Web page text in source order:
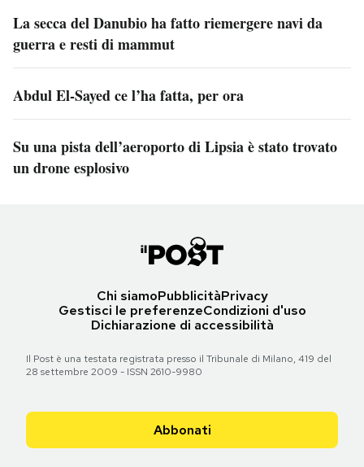
La secca del Danubio ha fatto riemergere navi da
guerra e resti di mammut
Abdul El-Sayed ce l’ha fatta, per ora
Su una pista dell’aeroporto di Lipsia è stato trovato
un drone esplosivo
Chi siamoPubblicitàPrivacy
Gestisci le preferenzeCondizioni d'uso
Dichiarazione di accessibilità
Il Post è una testata registrata presso il Tribunale di Milano, 419 del
28 settembre 2009 - ISSN 2610-9980
Abbonati